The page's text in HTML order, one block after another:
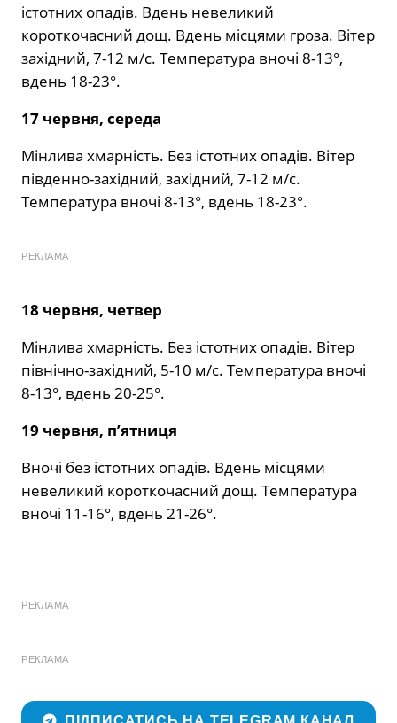
істотних опадів. Вдень невеликий
короткочасний дощ. Вдень місцями гроза. Вітер
західний, 7-12 м/с. Температура вночі 8-13°,
вдень 18-23°.
17 червня, середа
Мінлива хмарність. Без істотних опадів. Вітер
південно-західний, західний, 7-12 м/с.
Температура вночі 8-13°, вдень 18-23°.
РЕКЛАМА
18 червня, четвер
Мінлива хмарність. Без істотних опадів. Вітер
північно-західний, 5-10 м/с. Температура вночі
8-13°, вдень 20-25°.
19 червня, п’ятниця
Вночі без істотних опадів. Вдень місцями
невеликий короткочасний дощ. Температура
вночі 11-16°, вдень 21-26°.
РЕКЛАМА
РЕКЛАМА